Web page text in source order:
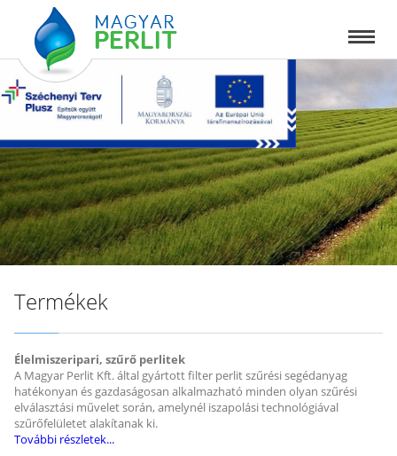
Termékek
Élelmiszeripari, szűrő perlitek
A Magyar Perlit Kft. által gyártott filter perlit szűrési segédanyag
hatékonyan és gazdaságosan alkalmazható minden olyan szűrési
elválasztási művelet során, amelynél iszapolási technológiával
szűrőfelületet alakítanak ki.
További részletek...